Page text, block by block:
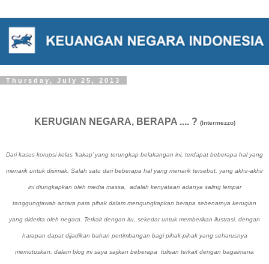
Thursday, July 25, 2013
KERUGIAN NEGARA, BERAPA .... ? (Intermezzo)
Dari kasus korupsi kelas ‘kakap’ yang terungkap belakangan ini, terdapat beberapa hal yang
menarik untuk disimak. Salah satu dari beberapa hal yang menarik tersebut, yang akhir-akhir
ini diungkapkan oleh media massa, adalah kenyataan adanya saling lempar
tanggungjawab antara para pihak dalam mengungkapkan berapa sebenarnya kerugian
yang diderita oleh negara. Terkait dengan itu, sekedar untuk memberikan ilustrasi, dengan
harapan dapat dijadikan bahan pertimbangan bagi pihak-pihak yang seharusnya
memutuskan, dalam blog ini saya sajikan beberapa tulisan terkait dengan bagaimana